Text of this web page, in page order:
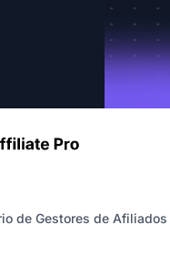
de Gestores de Afiliados